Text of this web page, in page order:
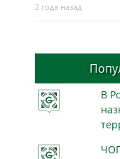
2 года назад
В